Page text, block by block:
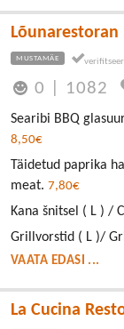
MUSTAMÄE
0 1082
Searibi BBQ
8,50€
Täidetud paprika
meat. 7,80€
Kana šnitsel ( L ) /
Grillvorstid ( L )/
VAATA EDASI ...
La Cucina